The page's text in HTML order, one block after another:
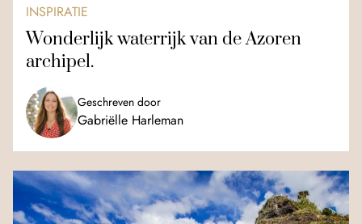
INSPIRATIE
Wonderlijk waterrijk van de Azoren
archipel.
Geschreven door
Gabriëlle Harleman